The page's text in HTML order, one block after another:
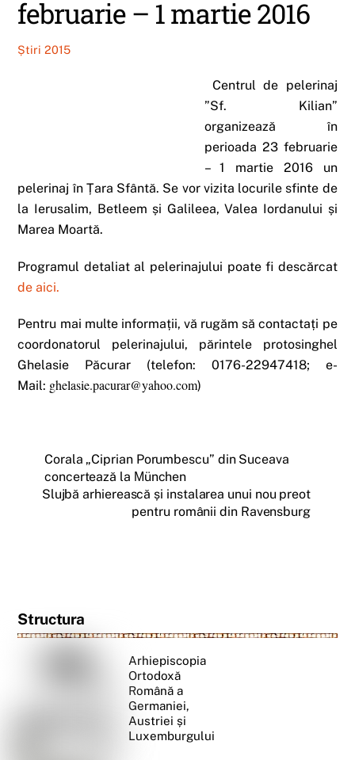
februarie – 1 martie 2016
Știri 2015
Centrul de pelerinaj
”Sf. Kilian”
organizează în
perioada 23 februarie
– 1 martie 2016 un
pelerinaj în Țara Sfântă. Se vor vizita locurile sfinte de
la Ierusalim, Betleem și Galileea, Valea Iordanului și
Marea Moartă.
Programul detaliat al pelerinajului poate fi descărcat
de aici.
Pentru mai multe informații, vă rugăm să contactați pe
coordonatorul pelerinajului, părintele protosinghel
Ghelasie Păcurar (telefon: 0176-22947418; e-
Mail: ghelasie.pacurar@yahoo.com)
Corala „Ciprian Porumbescu” din Suceava
concertează la Μünchen
Slujbă arhierească și instalarea unui nou preot
pentru românii din Ravensburg
Structura
Arhiepiscopia
Ortodoxă
Română a
Germaniei,
Austriei și
Luxemburgului